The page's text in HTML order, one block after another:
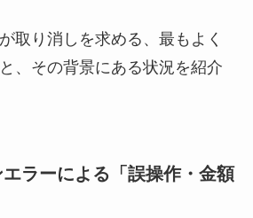
取り消しを求める、最もよく
、その背景にある状況を紹介
ラーによる「誤操作・金額